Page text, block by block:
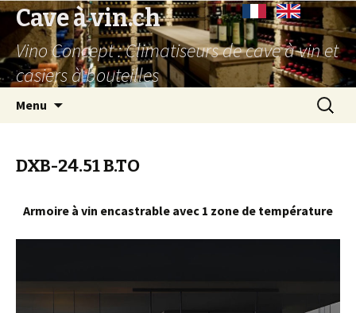
Cave à vin.ch
Vino Concept : Climatiseurs de cave à vin et
casiers à bouteilles
Menu
DXB-24.51 B.TO
Armoire à vin encastrable avec 1 zone de température